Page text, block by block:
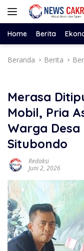
Langsung
Home Berita
Beranda Berita
Merasa
Mobil, Pria
Warga Desa
Situbondo
Redaksi
Juni 2, 2026